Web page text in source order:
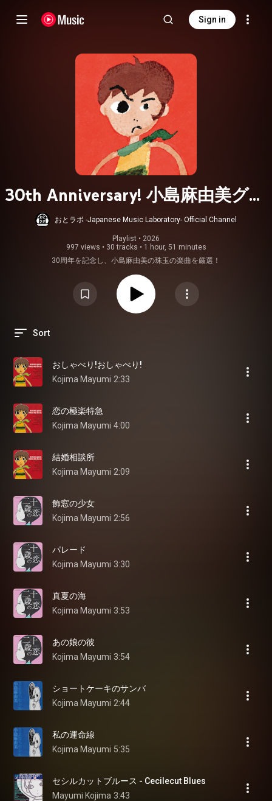
Sign in
30th Anniversary! 小島麻由美グラ
フィティ＋
おとラボ -Japanese Music Laboratory- Official Channel
Playlist • 2026
997 views • 30 tracks • 1 hour, 51 minutes
30周年を記念し、小島麻由美の珠玉の楽曲を厳選！
Sort
おしゃべり!おしゃべり!
Kojima Mayumi 2:33
恋の極楽特急
Kojima Mayumi 4:00
結婚相談所
Kojima Mayumi 2:09
飾窓の少女
Kojima Mayumi 2:56
パレード
Kojima Mayumi 3:30
真夏の海
Kojima Mayumi 3:53
あの娘の彼
Kojima Mayumi 3:54
ショートケーキのサンバ
Kojima Mayumi 2:44
私の運命線
Kojima Mayumi 5:35
セシルカットブルース - Cecilecut Blues
Mayumi Kojima 3:43